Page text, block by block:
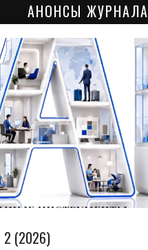
АНОНСЫ ЖУРНАЛА
(2026)